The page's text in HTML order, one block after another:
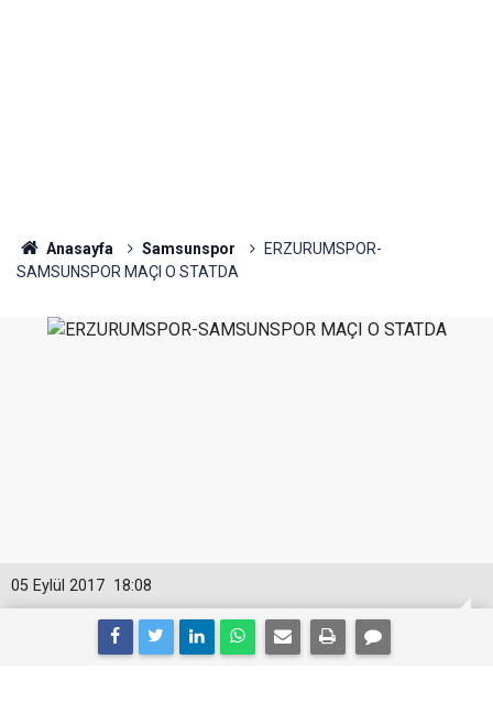
Anasayfa Samsunspor
ERZURUMSPOR-
SAMSUNSPOR MAÇI O STATDA
18:08
05 Eylül 2017